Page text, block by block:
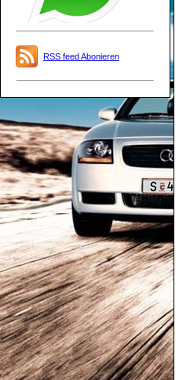
RSS feed Abonieren